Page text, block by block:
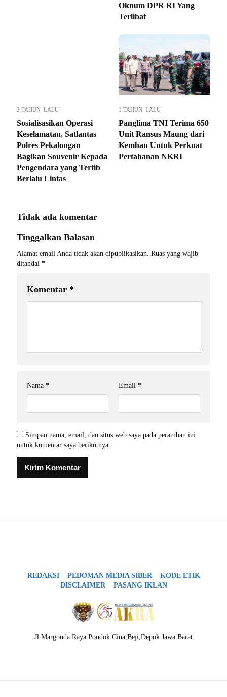
Oknum DPR RI Yang
Terlibat
2 TAHUN LALU
Sosialisasikan Operasi
Keselamatan, Satlantas
Polres Pekalongan
Bagikan Souvenir Kepada
Pengendara yang Tertib
Berlalu Lintas
1 TAHUN LALU
Panglima TNI Terima 650
Unit Ransus Maung dari
Kemhan Untuk Perkuat
Pertahanan NKRI
Tidak ada komentar
Tinggalkan Balasan
Alamat email Anda tidak akan dipublikasikan. Ruas yang wajib
ditandai *
Komentar *
Nama * Email *
Simpan nama, email, dan situs web saya pada peramban ini
untuk komentar saya berikutnya.
REDAKSI PEDOMAN MEDIA SIBER
KODE ETIK
DISCLAIMER
PASANG IKLAN
Jl.Margonda Raya Pondok Cina,Beji,Depok Jawa Barat